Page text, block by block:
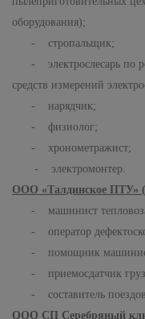
оборудования);
- стропальщик;
- электрослесарь по
средств измерений
- нарядчик;
- физиолог;
- хронометражист;
- электромонтер.
ООО «Талдинское ПТУ»
- машинист
- оператор
- помощник
- приемосдатчик
- составитель
ООО СП Серебряный